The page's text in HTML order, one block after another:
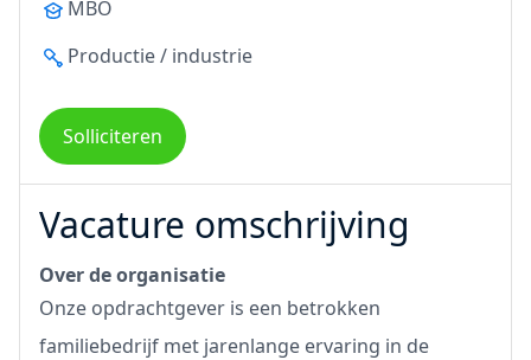
MBO
Productie / industrie
Solliciteren
Vacature omschrijving
Over de organisatie
Onze opdrachtgever is een betrokken
familiebedrijf met jarenlange ervaring in de